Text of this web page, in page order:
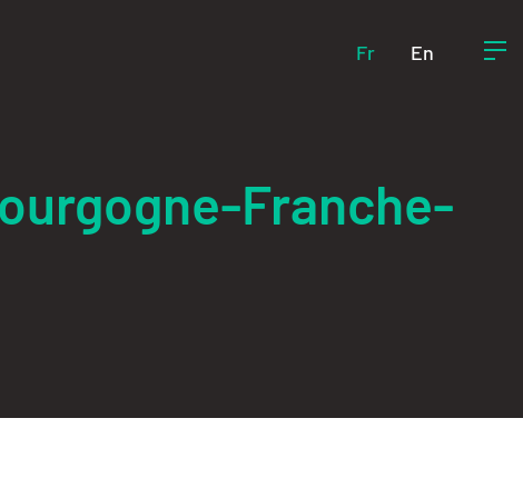
Fr En
Franche-